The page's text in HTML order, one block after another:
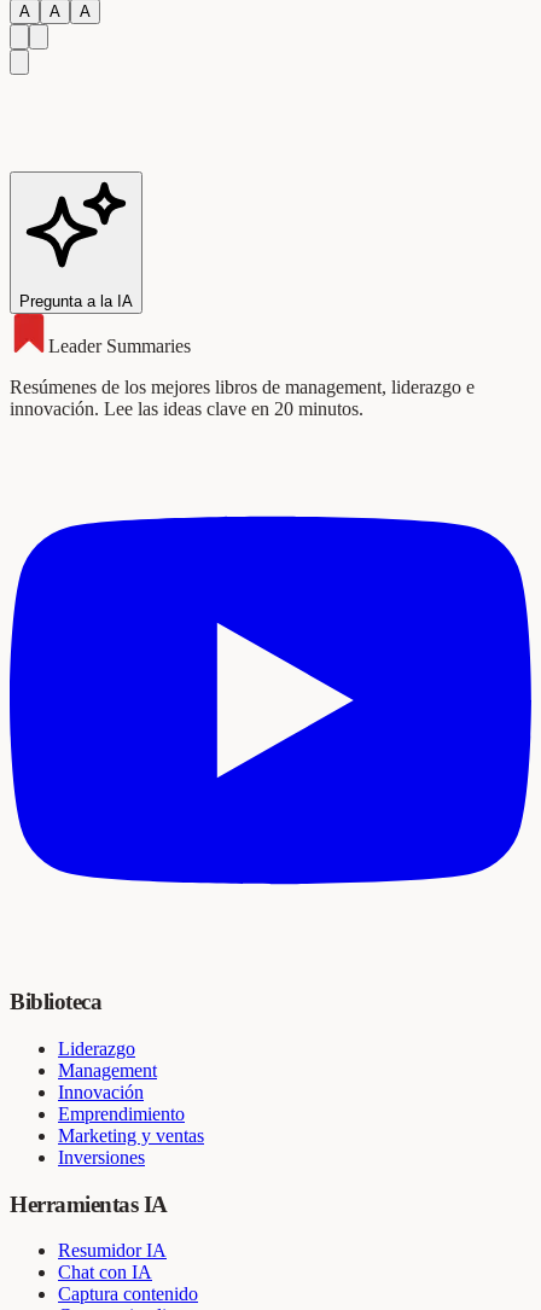
A A A
Pregunta a la IA
Leader Summaries
Resúmenes de los mejores libros de management, liderazgo e
innovación. Lee las ideas clave en 20 minutos.
Biblioteca
Liderazgo
Management
Innovación
Emprendimiento
Marketing y ventas
Inversiones
Herramientas IA
Resumidor IA
Chat con IA
Captura contenido